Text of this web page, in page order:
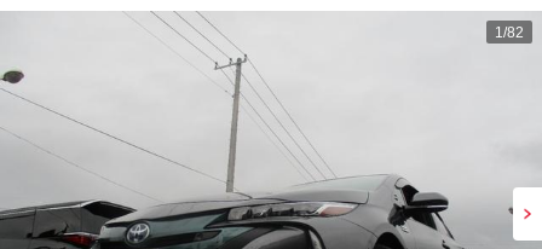
コ ステアリングリモコン スマートキー（茨城県）
1 /82